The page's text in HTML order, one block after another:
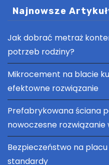
Najnowsze
Jak dobrać metraż
potrzeb rodziny?
Mikrocement na blacie
efektowne rozwiązanie
Prefabrykowana ściana
nowoczesne
Bezpieczeństwo na
standardy